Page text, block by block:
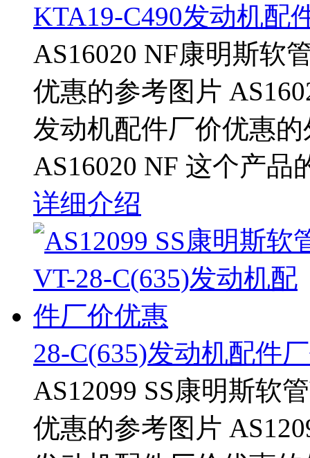
KTA19-C490发动机配
AS16020 NF康明斯软
优惠的参考图片
发动机配件厂价优惠
AS16020 NF 这个产
详细介绍
28-C(635)发动机配件
AS12099 SS康明斯软
优惠的参考图片